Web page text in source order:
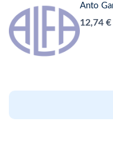
Anto
12,74 €